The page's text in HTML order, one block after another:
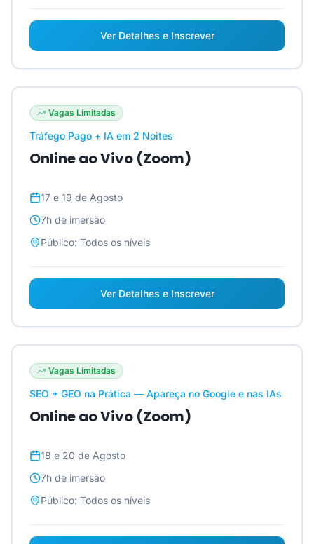
Ver Detalhes e Inscrever
Vagas Limitadas
Tráfego Pago + IA em 2 Noites
Online ao Vivo (Zoom)
17 e 19 de Agosto
7h de imersão
Público: Todos os níveis
Ver Detalhes e Inscrever
Vagas Limitadas
SEO + GEO na Prática — Apareça no Google e nas IAs
Online ao Vivo (Zoom)
18 e 20 de Agosto
7h de imersão
Público: Todos os níveis